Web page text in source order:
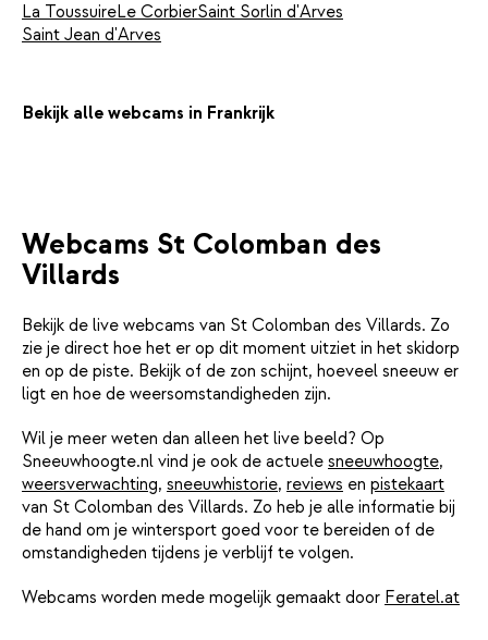
La ToussuireLe CorbierSaint Sorlin d'Arves
Saint Jean d'Arves
Bekijk alle webcams in Frankrijk
Webcams St Colomban des
Villards
Bekijk de live webcams van St Colomban des Villards. Zo
zie je direct hoe het er op dit moment uitziet in het skidorp
en op de piste. Bekijk of de zon schijnt, hoeveel sneeuw er
ligt en hoe de weersomstandigheden zijn.
Wil je meer weten dan alleen het live beeld? Op
Sneeuwhoogte.nl vind je ook de actuele sneeuwhoogte,
weersverwachting, sneeuwhistorie, reviews en pistekaart
van St Colomban des Villards. Zo heb je alle informatie bij
de hand om je wintersport goed voor te bereiden of de
omstandigheden tijdens je verblijf te volgen.
Webcams worden mede mogelijk gemaakt door Feratel.at